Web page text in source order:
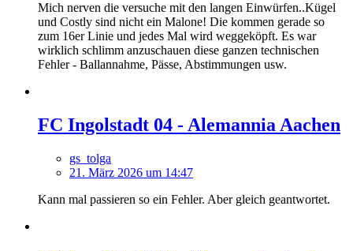
Mich nerven die versuche mit den langen Einwürfen..Kügel
und Costly sind nicht ein Malone! Die kommen gerade so
zum 16er Linie und jedes Mal wird weggeköpft. Es war
wirklich schlimm anzuschauen diese ganzen technischen
Fehler - Ballannahme, Pässe, Abstimmungen usw.
FC Ingolstadt 04 - Alemannia Aachen
gs_tolga
21. März 2026 um 14:47
Kann mal passieren so ein Fehler. Aber gleich geantwortet.